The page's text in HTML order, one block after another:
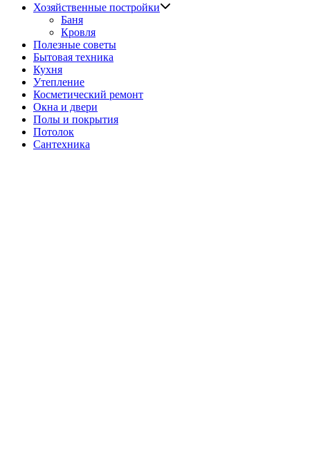
Хозяйственные постройки
Баня
Кровля
Полезные советы
Бытовая техника
Кухня
Утепление
Косметический ремонт
Окна и двери
Полы и покрытия
Потолок
Сантехника